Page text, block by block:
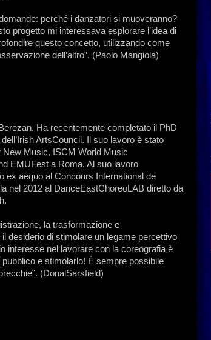
perché i danzatori si muoveranno?
progetto mi interessava esplorare l’idea di
questo concetto, utilizzando come
dell’altro”. (Paolo Mangiola)
Ha recentemente completato il PhD
ArtsCouncil. Il suo lavoro è stato
New Music, ISCM World Music
EMUFest a Roma. Al suo lavoro
ex aequo al Concours International de
nel 2012 al DanceEastChoreoLAB diretto da
la trasformazione e
desiderio di stimolare un legame percettivo
interesse nel lavorare con la coreografia è
e stimolarlo! È sempre possibile
(DonalSarsfield)